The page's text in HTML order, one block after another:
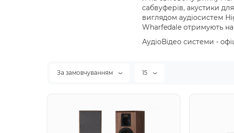
сабвуферів, акустики
виглядом аудіосистем
Wharfedale отримують
АудіоВідео системи -
За замовчуванням 15